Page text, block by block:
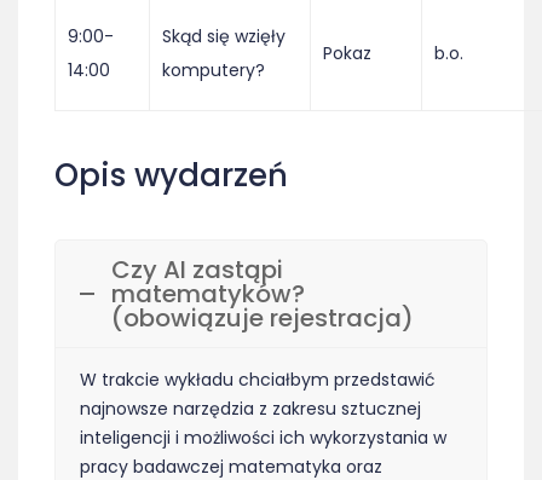
9:00-
14:00
Skąd się wzięły
komputery?
Pokaz b.o.
Opis wydarzeń
Czy AI zastąpi
matematyków?
(obowiązuje rejestracja)
W trakcie wykładu chciałbym przedstawić
najnowsze narzędzia z zakresu sztucznej
inteligencji i możliwości ich wykorzystania w
pracy badawczej matematyka oraz